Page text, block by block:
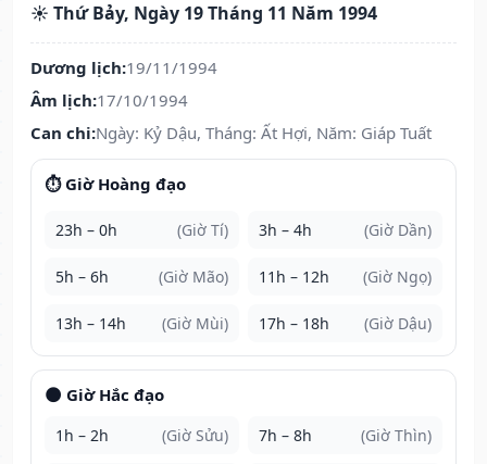
☀️ Thứ Bảy, Ngày 19 Tháng 11 Năm 1994
Dương lịch:19/11/1994
Âm lịch:17/10/1994
Can chi:Ngày: Kỷ Dậu, Tháng: Ất Hợi, Năm: Giáp Tuất
⏱️ Giờ Hoàng đạo
23h – 0h (Giờ Tí) 3h – 4h (Giờ Dần)
5h – 6h (Giờ Mão) 11h – 12h (Giờ Ngọ)
13h – 14h (Giờ Mùi) 17h – 18h (Giờ Dậu)
🌑 Giờ Hắc đạo
1h – 2h (Giờ Sửu) 7h – 8h (Giờ Thìn)